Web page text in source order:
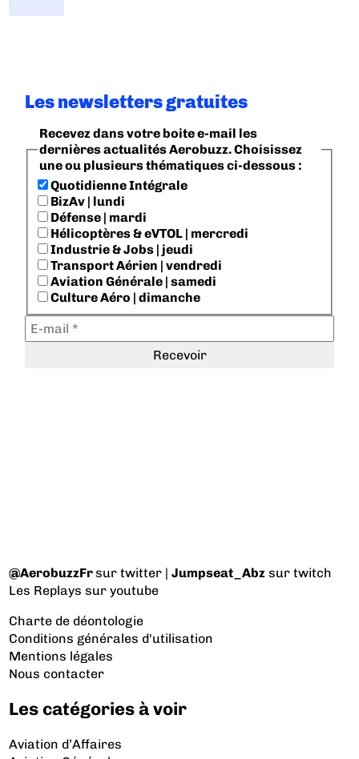
Les newsletters gratuites
Recevez dans votre boite e-mail les
dernières actualités Aerobuzz. Choisissez
une ou plusieurs thématiques ci-dessous :
Quotidienne Intégrale
BizAv | lundi
Défense | mardi
Hélicoptères & eVTOL | mercredi
Industrie & Jobs | jeudi
Transport Aérien | vendredi
Aviation Générale | samedi
Culture Aéro | dimanche
@AerobuzzFrsur twitter |Jumpseat_Abz sur twitch
Les Replays sur youtube
Charte de déontologie
Conditions générales d'utilisation
Mentions légales
Nous contacter
Les catégories à voir
Aviation d’Affaires